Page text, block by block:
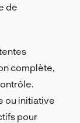
de
complète,
ou initiative
pour